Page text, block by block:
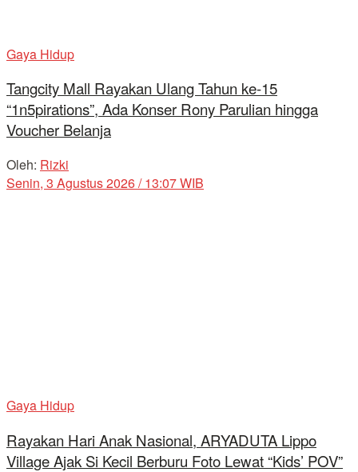
Gaya Hidup
Tangcity Mall Rayakan Ulang Tahun ke-15
“1n5pirations”, Ada Konser Rony Parulian hingga
Voucher Belanja
Oleh: Rizki
Senin, 3 Agustus 2026 / 13:07 WIB
Gaya Hidup
Rayakan Hari Anak Nasional, ARYADUTA Lippo
Village Ajak Si Kecil Berburu Foto Lewat “Kids’ POV”